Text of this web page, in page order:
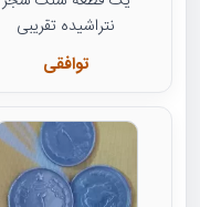
نتراشیده تقریبی
توافقی